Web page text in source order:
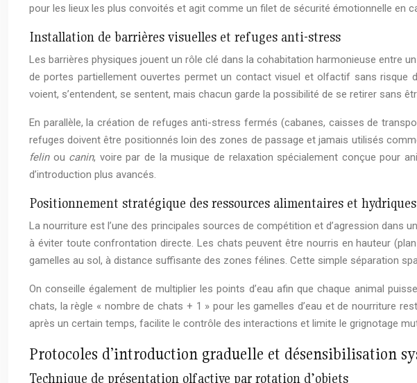
pour les lieux les plus convoités et agit comme un filet de sécurité émotionnelle en
Installation de barrières visuelles et refuges anti-stress
Les barrières physiques jouent un rôle clé dans la cohabitation harmonieuse entre
de portes partiellement ouvertes permet un contact visuel et olfactif sans risque
voient, s’entendent, se sentent, mais chacun garde la possibilité de se retirer sans
En parallèle, la création de refuges anti-stress fermés (cabanes, caisses de
refuges doivent être positionnés loin des zones de passage et jamais utilisés
felinou canin, voire par de la musique de relaxation spécialement conçue pour
d’introduction plus avancés.
Positionnement stratégique des ressources alimentaires et hydriques
La nourriture est l’une des principales sources de compétition et d’agression
à éviter toute confrontation directe. Les chats peuvent être nourris en hauteur
gamelles au sol, à distance suffisante des zones félines. Cette simple séparation
On conseille également de multiplier les points d’eau afin que chaque animal
chats, la règle « nombre de chats + 1 » pour les gamelles d’eau et de nourriture
après un certain temps, facilite le contrôle des interactions et limite le grignotage
Protocoles d’introduction graduelle et désensibilisation
Technique de présentation olfactive par rotation d’objets